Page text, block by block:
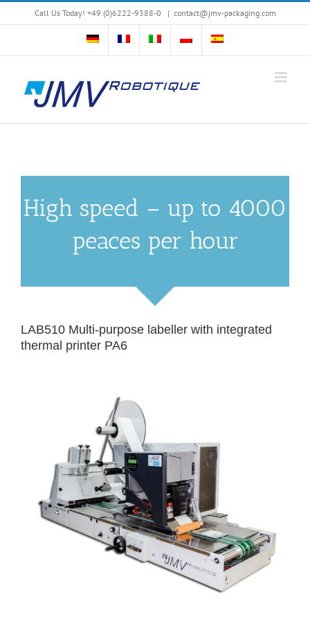
Skip
to
Call Us Today! +49 (0)6222-9388-0 | contact@jmv-packaging.com
High speed – up to 4000
peaces per hour
LAB510 Multi-purpose labeller with integrated
thermal printer PA6